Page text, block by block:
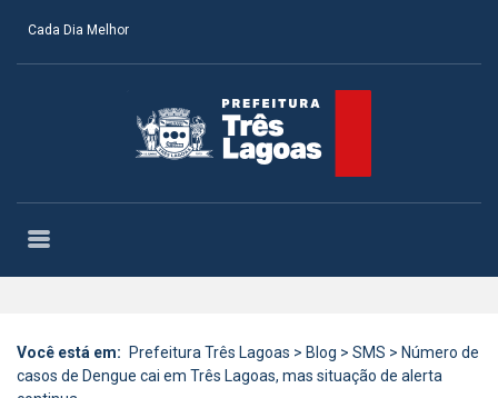
Cada Dia Melhor
Você está em: Prefeitura Três Lagoas > Blog > SMS > Número de
casos de Dengue cai em Três Lagoas, mas situação de alerta